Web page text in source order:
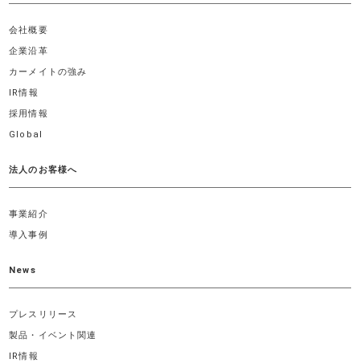
会社概要
企業沿革
カーメイトの強み
IR情報
採用情報
Global
法人のお客様へ
事業紹介
導入事例
News
プレスリリース
製品・イベント関連
IR情報